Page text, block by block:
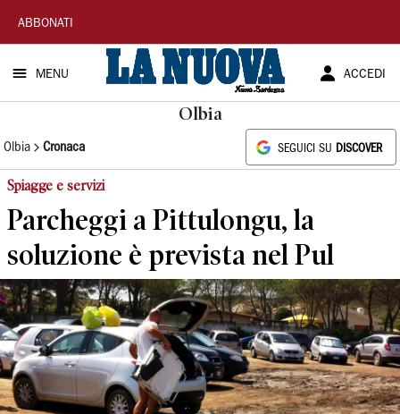
La
Nuova
Sardegna
ABBONATI
MENU ACCEDI
Olbia
Olbia Cronaca SEGUICI SU DISCOVER
Spiagge e servizi
Parcheggi a Pittulongu, la
soluzione è prevista nel Pul